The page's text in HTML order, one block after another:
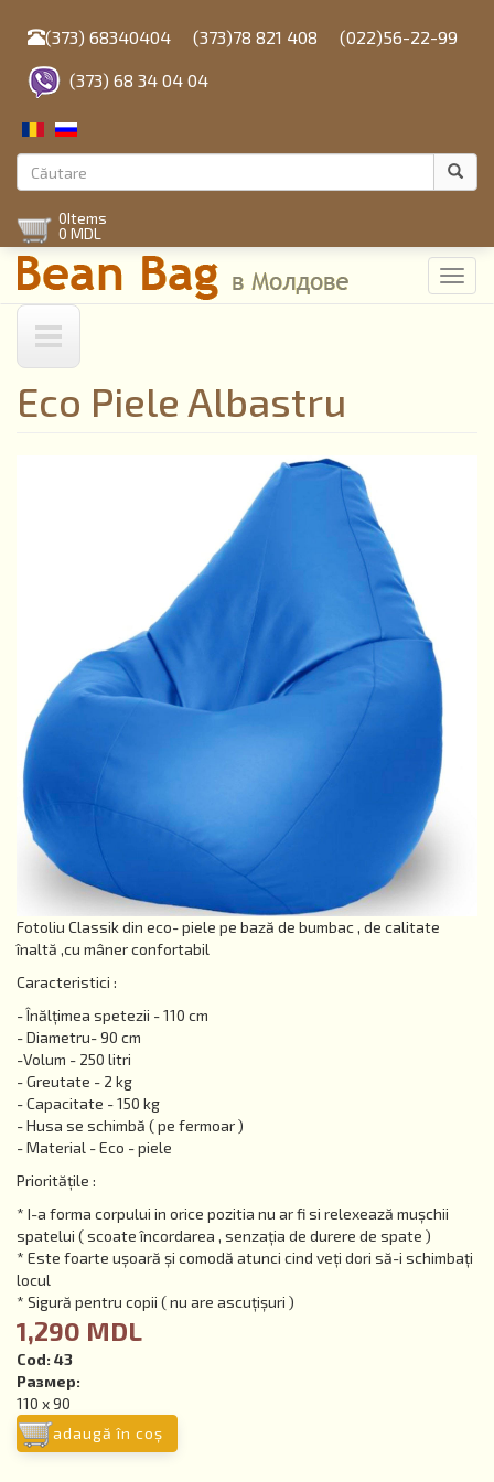
principal
(373) 68340404 (373)78 821 408 (022)56-22-99
(373) 68 34 04 04
Formular
de
căutare
0Items
0 MDL
Eco Piele Albastru
Fotoliu Classik din eco- piele pe bază de bumbac , de calitate
înaltă ,cu mâner confortabil
Caracteristici :
- Înălțimea spetezii - 110 cm
- Diametru- 90 cm
-Volum - 250 litri
- Greutate - 2 kg
- Capacitate - 150 kg
- Husa se schimbă ( pe fermoar )
- Material - Eco - piele
Prioritățile :
* I-a forma corpului in orice pozitia nu ar fi si relexează mușchii
spatelui ( scoate încordarea , senzația de durere de spate )
* Este foarte ușoară și comodă atunci cind veți dori să-i schimbați
locul
* Sigură pentru copii ( nu are ascuțișuri )
1,290 MDL
Cod: 43
Размер:
110 x 90
adaugă în coş